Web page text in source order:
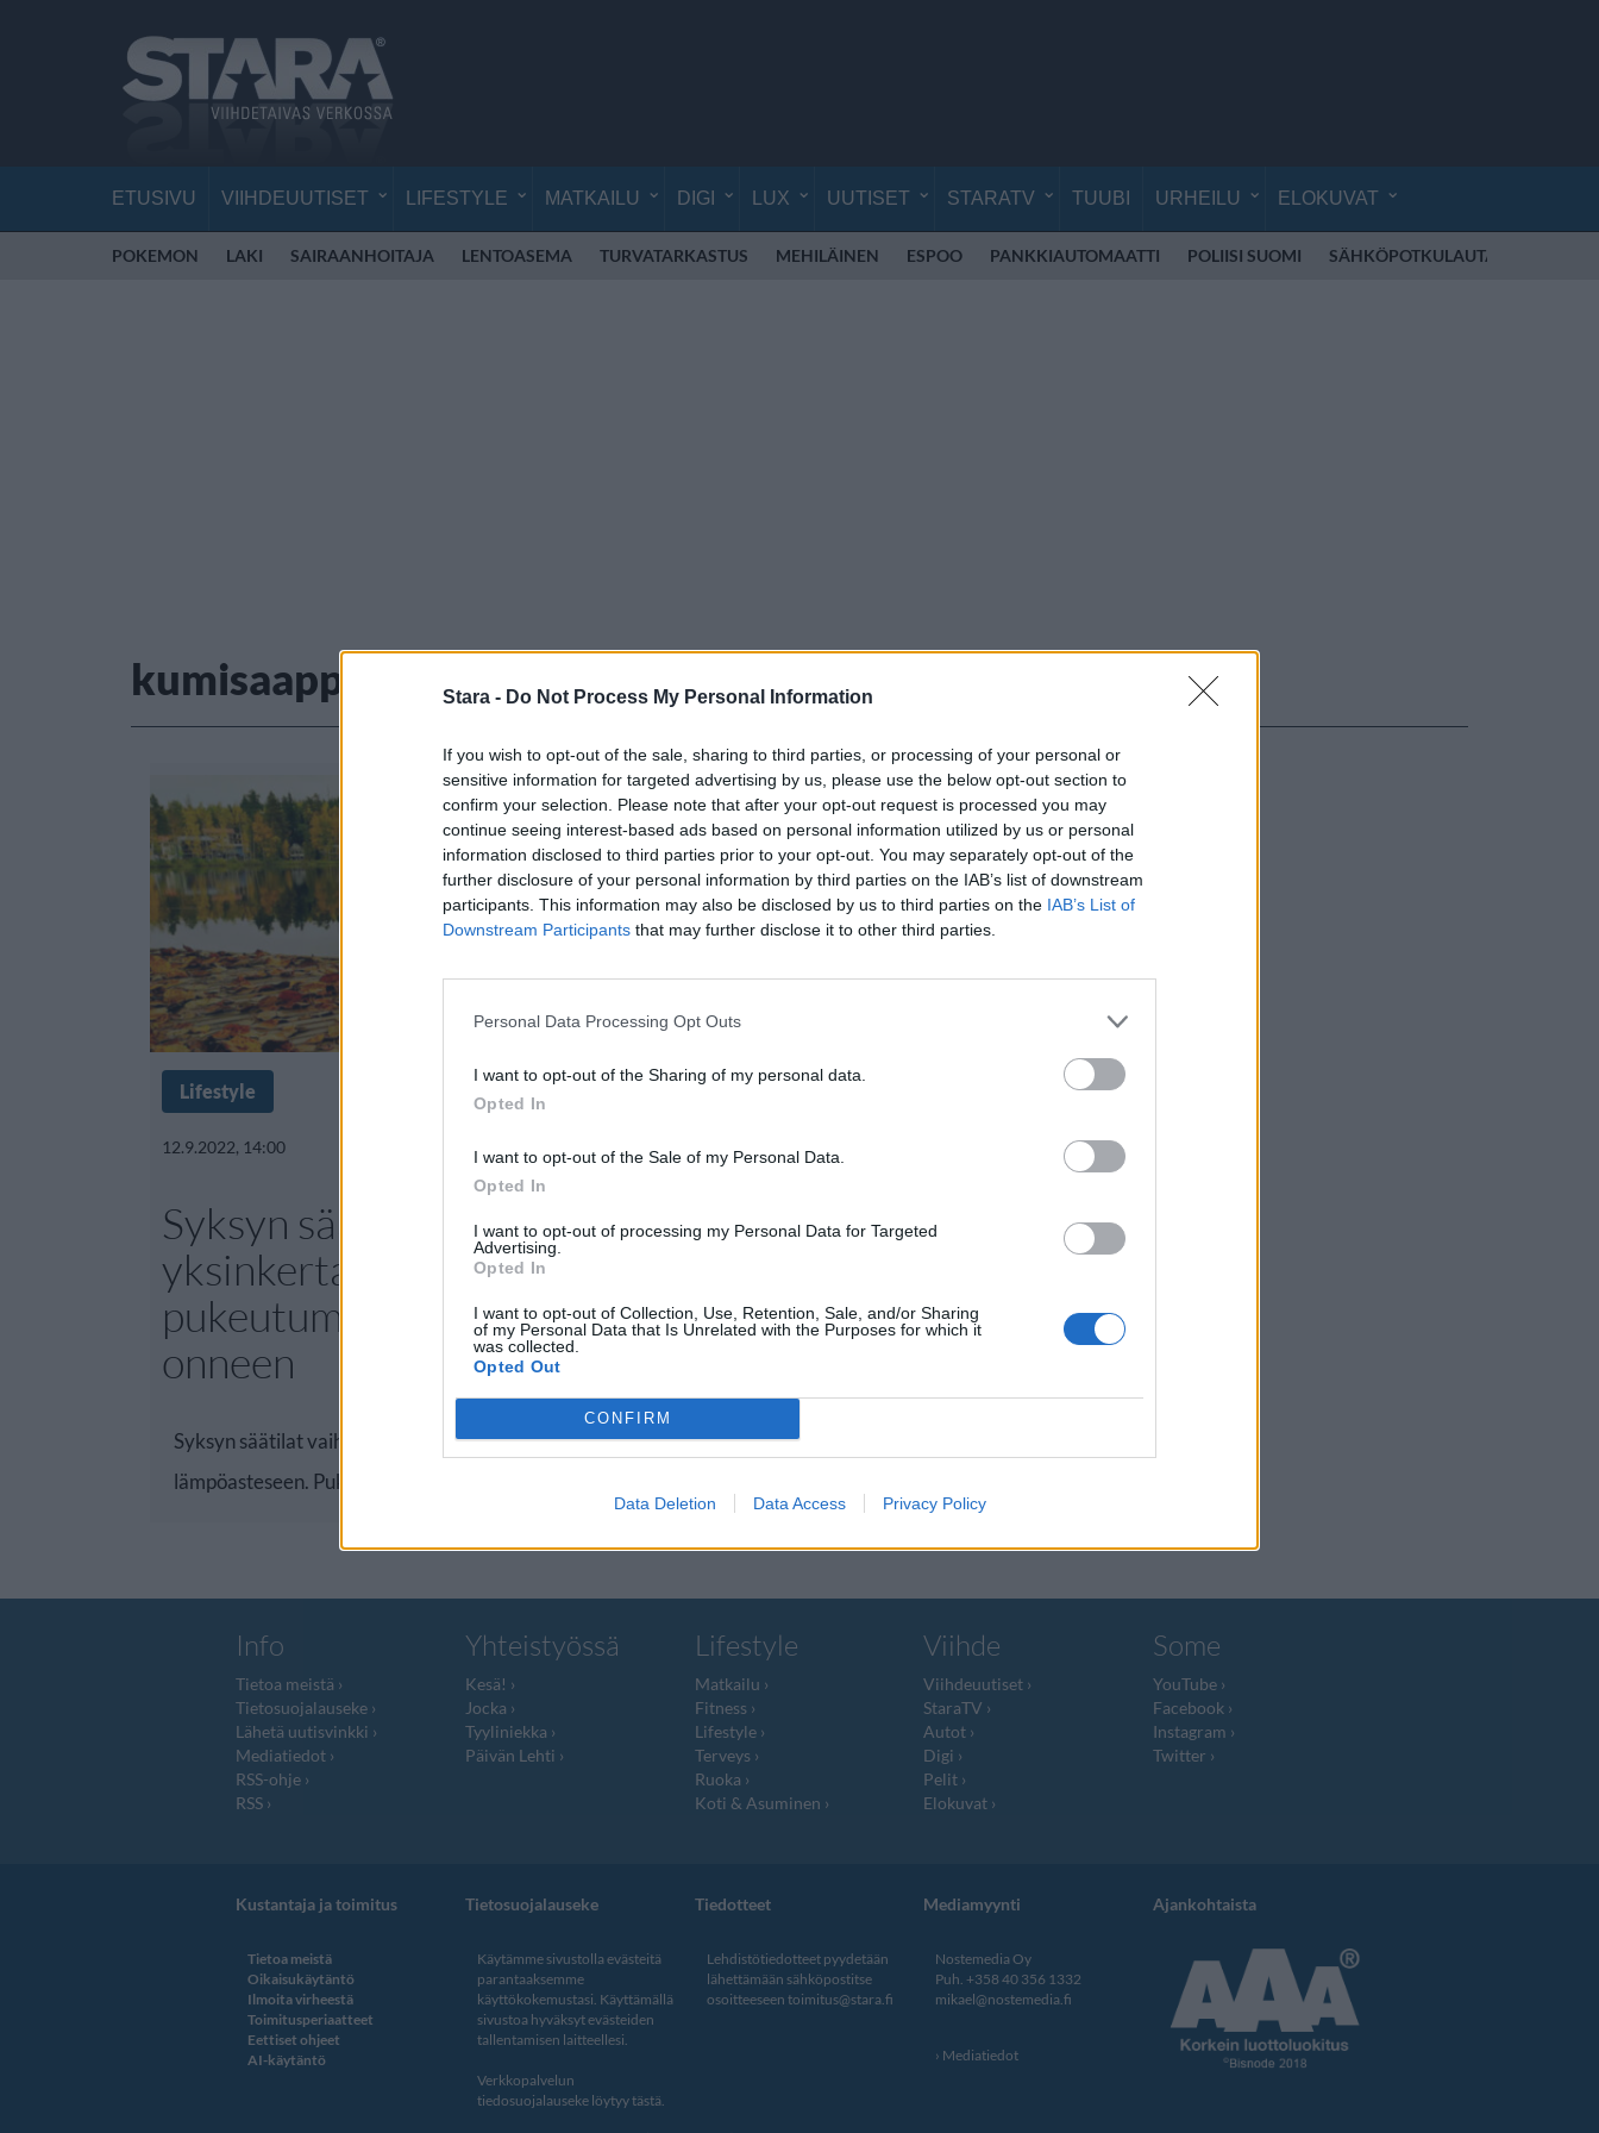
Stara - Do Not Process My Personal Information
If you wish to opt-out of the sale, sharing to third parties, or processing of your personal or
sensitive information for targeted advertising by us, please use the below opt-out section to
confirm your selection. Please note that after your opt-out request is processed you may
continue seeing interest-based ads based on personal information utilized by us or personal
information disclosed to third parties prior to your opt-out. You may separately opt-out of the
further disclosure of your personal information by third parties on the IAB’s list of downstream
participants. This information may also be disclosed by us to third parties on the IAB’s List of
Downstream Participants that may further disclose it to other third parties.
Personal Data Processing Opt Outs
I want to opt-out of the Sharing of my personal data.
Opted In
I want to opt-out of the Sale of my Personal Data.
Opted In
I want to opt-out of processing my Personal Data for Targeted
Advertising.
Opted In
I want to opt-out of Collection, Use, Retention, Sale, and/or Sharing
of my Personal Data that Is Unrelated with the Purposes for which it
was collected.
Opted Out
CONFIRM
Data Deletion Data Access Privacy Policy
ETUSIVU VIIHDEUUTISET LIFESTYLE MATKAILU DIGI LUX UUTISET STARATV TUUBI URHEILU ELOKUVAT
POKEMON LAKI SAIRAANHOITAJA LENTOASEMA TURVATARKASTUS MEHILÄINEN ESPOO PANKKIAUTOMAATTI POLIISI SUOMI SÄHKÖPOTKULAUTA
kumisaappaat
Lifestyle
12.9.2022, 14:00
Syksyn sää voi yllättää –
yksinkertainen
pukeutumisniksi avain
onneen
Syksyn säätilat vaihtelevat yöpakkasista päivän 15
lämpöasteseen. Pukeutumisessa kannattaa suosia
Lifestyle
17.2.2022, 8:30
Nyt on söpöä! Keväällä
saapastellaan pastellin
sävyissä
Perinteisin saappaan väri lienee musta.
Markkinoilla on myös kirjavia
kumisaapasvaihtoehtoja,
Info
Tietoa meistä
Tietosuojalauseke
Lähetä uutisvinkki
Mediatiedot
RSS-ohje
RSS
Yhteistyössä
Kesä!
Jocka
Tyyliniekka
Päivän Lehti
Lifestyle
Matkailu
Fitness
Lifestyle
Terveys
Ruoka
Koti & Asuminen
Viihde
Viihdeuutiset
StaraTV
Autot
Digi
Pelit
Elokuvat
Some
YouTube
Facebook
Instagram
Twitter
Kustantaja ja toimitus
Tietoa meistä
Oikaisukäytäntö
Ilmoita virheestä
Toimitusperiaatteet
Eettiset ohjeet
AI-käytäntö
Tietosuojalauseke
Käytämme sivustolla evästeitä
parantaaksemme
käyttökokemustasi. Käyttämällä
sivustoa hyväksyt evästeiden
tallentamisen laitteellesi.
Verkkopalvelun
tiedosuojalauseke löytyy tästä.
Tiedotteet
Lehdistötiedotteet pyydetään
lähettämään sähköpostitse
osoitteeseen toimitus@stara.fi
Mediamyynti
Nostemedia Oy
Puh. +358 40 356 1332
mikael@nostemedia.fi
Mediatiedot
Ajankohtaista